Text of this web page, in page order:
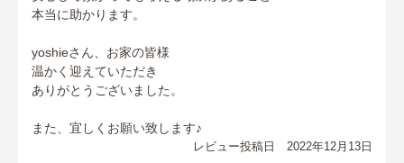
本当に助かります。
yoshieさん、お家の皆様
温かく迎えていただき
ありがとうございました。
また、宜しくお願い致します♪
レビュー投稿日 2022年12月13日